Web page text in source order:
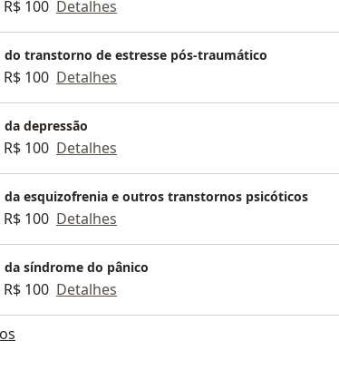
100 Detalhes
do transtorno de estresse pós-traumático
100 Detalhes
depressão
100 Detalhes
da esquizofrenia e outros transtornos psicóticos
100 Detalhes
síndrome do pânico
100 Detalhes